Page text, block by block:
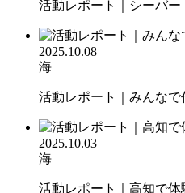
活動レポート｜シーバー
2025.10.08
海
活動レポート｜みんな
2025.10.03
海
活動レポート｜高知で